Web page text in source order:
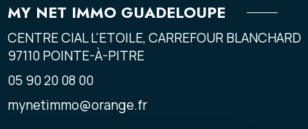
MY NET IMMO GUADELOUPE
CENTRE CIAL L'ETOILE, CARREFOUR BLANCHARD
97110POINTE-À-PITRE
05 90 20 08 00
mynetimmo@orange.fr